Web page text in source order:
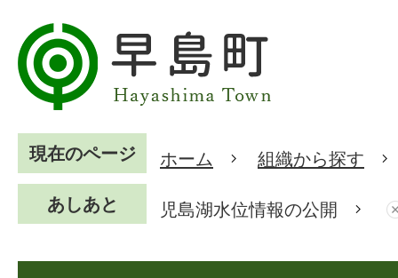
現在のページ ホーム 組織から探す
あしあと 児島湖水位情報の公開